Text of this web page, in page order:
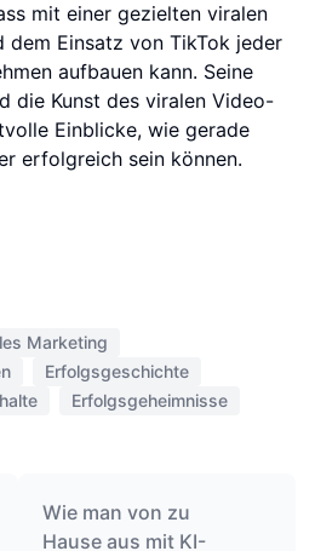
mit einer gezielten viralen
dem Einsatz von TikTok jeder
aufbauen kann. Seine
die Kunst des viralen Video-
Einblicke, wie gerade
erfolgreich sein können.
Marketing
Erfolgsgeschichte
Erfolgsgeheimnisse
Wie man von zu
Hause aus mit KI-